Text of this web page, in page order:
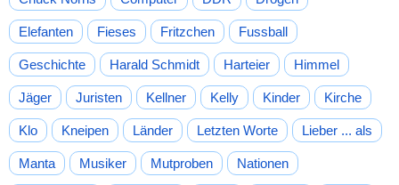
Elefanten Fieses Fritzchen Fussball
Geschichte Harald Schmidt Harteier Himmel
Jäger Juristen Kellner Kelly Kinder Kirche
Klo Kneipen Länder Letzten Worte Lieber ... als
Manta Musiker Mutproben Nationen